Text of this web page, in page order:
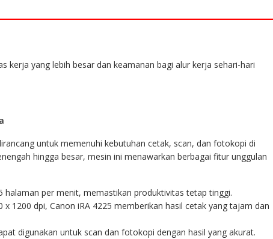
kerja yang lebih besar dan keamanan bagi alur kerja sehari-hari
untuk memenuhi kebutuhan cetak, scan, dan fotokopi di
hingga besar, mesin ini menawarkan berbagai fitur unggulan
halaman per menit, memastikan produktivitas tetap tinggi.
x 1200 dpi, Canon iRA 4225 memberikan hasil cetak yang tajam dan
digunakan untuk scan dan fotokopi dengan hasil yang akurat.